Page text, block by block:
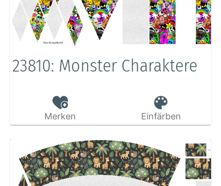
23810: Monster Charaktere
Merken Einfärben